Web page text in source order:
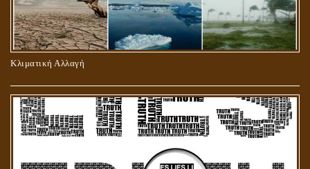
Κλιματική Αλλαγή
ΠΕΡΙ ΠΡΟΣΕΥΧΗΣ, ΝΗΣΤΕΙΑΣ ΚΑΙ ΕΛΕΗΜΟΣΥΝΗΣ